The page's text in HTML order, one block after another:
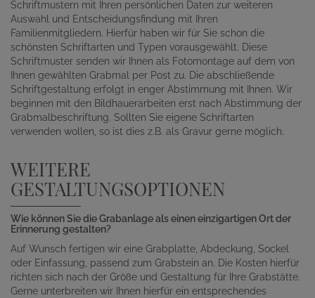
Schriftmustern mit Ihren persönlichen Daten zur weiteren
Auswahl und Entscheidungsfindung mit Ihren
Familienmitgliedern. Hierfür haben wir für Sie schon die
schönsten Schriftarten und Typen vorausgewählt. Diese
Schriftmuster senden wir Ihnen als Fotomontage auf dem von
Ihnen gewählten Grabmal per Post zu. Die abschließende
Schriftgestaltung erfolgt in enger Abstimmung mit Ihnen. Wir
beginnen mit den Bildhauerarbeiten erst nach Abstimmung der
Grabmalbeschriftung. Sollten Sie eigene Schriftarten
verwenden wollen, so ist dies z.B. als Gravur gerne möglich.
WEITERE
GESTALTUNGSOPTIONEN
Wie können Sie die Grabanlage als einen einzigartigen Ort der
Erinnerung gestalten?
Auf Wunsch fertigen wir eine Grabplatte, Abdeckung, Sockel
oder Einfassung, passend zum Grabstein an. Die Kosten hierfür
richten sich nach der Größe und Gestaltung für Ihre Grabstätte.
Gerne unterbreiten wir Ihnen hierfür ein entsprechendes